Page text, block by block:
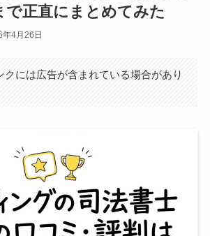
で正直にまとめてみた
4月26日
クには広告が含まれている場合があり